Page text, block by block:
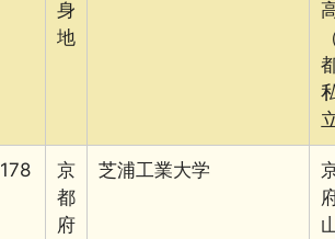
身
地
178
京
都
府
芝浦工業大学